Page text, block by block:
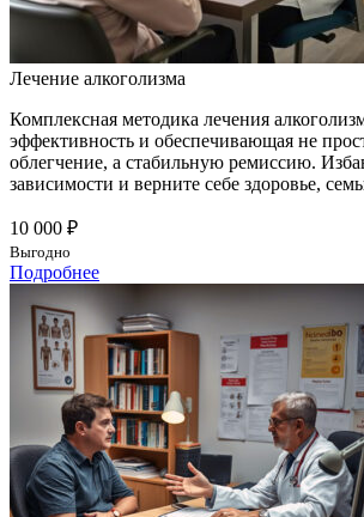
Лечение алкоголизма
Комплексная методика лечения
эффективность и обеспечивающая не
облегчение, а стабильную ремиссию.
зависимости и верните себе здоровье,
10 000 ₽
Выгодно
Подробнее